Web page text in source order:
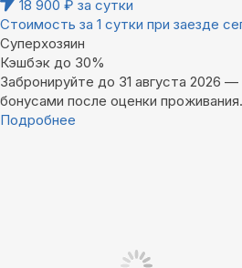
18 900 ₽ за сутки
Стоимость за 1 сутки при заезде
Суперхозяин
Кэшбэк до 30%
Забронируйте до 31 августа 2026
бонусами после оценки проживания.
Подробнее